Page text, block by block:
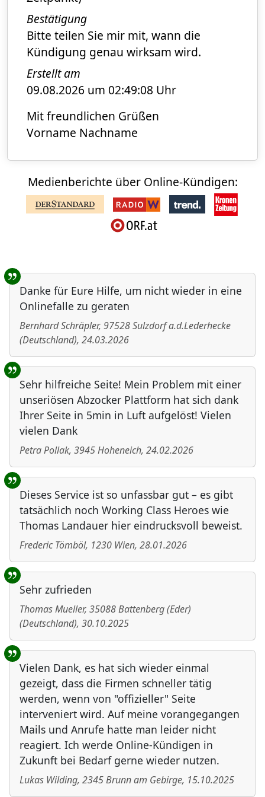
Bestätigung
Bitte teilen Sie mir mit, wann die
Kündigung genau wirksam wird.
Erstellt am
09.08.2026 um 02:49:08 Uhr
Mit freundlichen Grüßen
Vorname Nachname
Medienberichte über Online-Kündigen:
Benutzer-Rückmeldungen
Danke für Eure Hilfe, um nicht wieder in eine
Onlinefalle zu geraten
Bernhard Schräpler, 97528Sulzdorf a.d.Lederhecke
(Deutschland), 24.03.2026
Sehr hilfreiche Seite! Mein Problem mit einer
unseriösen Abzocker Plattform hat sich dank
Ihrer Seite in 5min in Luft aufgelöst! Vielen
vielen Dank
Petra Pollak, 3945Hoheneich, 24.02.2026
Dieses Service ist so unfassbar gut – es gibt
tatsächlich noch Working Class Heroes wie
Thomas Landauer hier eindrucksvoll beweist.
Frederic Tömböl, 1230 Wien, 28.01.2026
Sehr zufrieden
Thomas Mueller, 35088Battenberg (Eder)
(Deutschland), 30.10.2025
Vielen Dank, es hat sich wieder einmal
gezeigt, dass die Firmen schneller tätig
werden, wenn von "offizieller" Seite
interveniert wird. Auf meine vorangegangen
Mails und Anrufe hatte man leider nicht
reagiert. Ich werde Online-Kündigen in
Zukunft bei Bedarf gerne wieder nutzen.
Lukas Wilding, 2345Brunn am Gebirge, 15.10.2025